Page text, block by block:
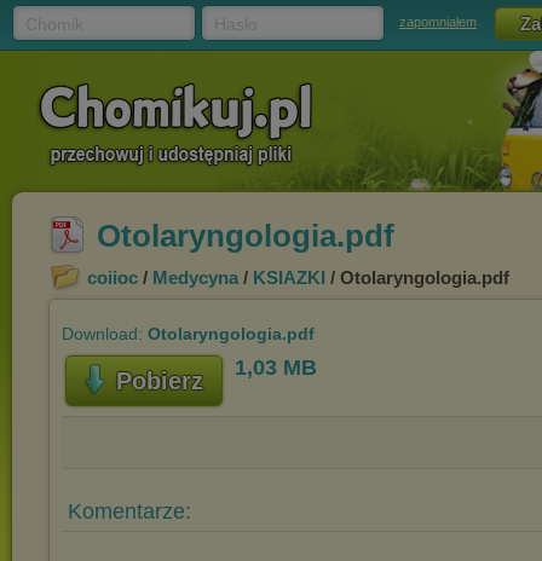
zapomniałem
Otolaryngologia.pdf
coiioc / Medycyna / KSIAZKI / Otolaryngologia.pdf
Download: Otolaryngologia.pdf
Pobierz 1,03 MB
Komentarze: